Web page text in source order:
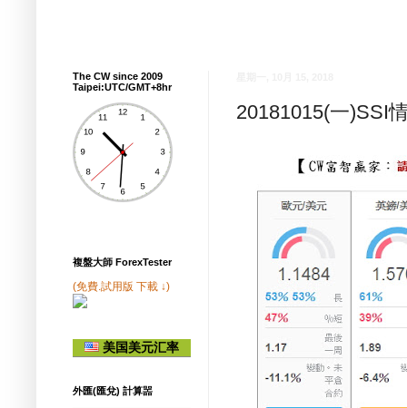
20181015(一)SSI
The CW since 2009
Taipei:UTC/GMT+8hr
複盤大師 ForexTester
(免費.試用版 下載 ↓)
美国美元汇率
外匯(匯兌) 計算噐